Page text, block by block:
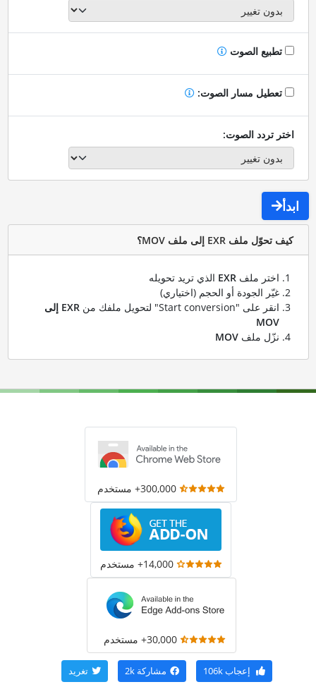
تطبيع الصوت
تعطيل مسار الصوت:
اختر تردد الصوت:
ابدأ
كيف تحوّل ملف EXR إلى ملف MOV؟
اختر ملف EXRالذي تريد تحويله
غيّر الجودة أو الحجم (اختياري)
انقر على "Start conversion" لتحويل ملفك من
EXR إلى
MOV
نزّل ملف MOV
300,000+ مستخدم
14,000+ مستخدم
30,000+ مستخدم
إعجاب106k مشاركة 2k تغريد